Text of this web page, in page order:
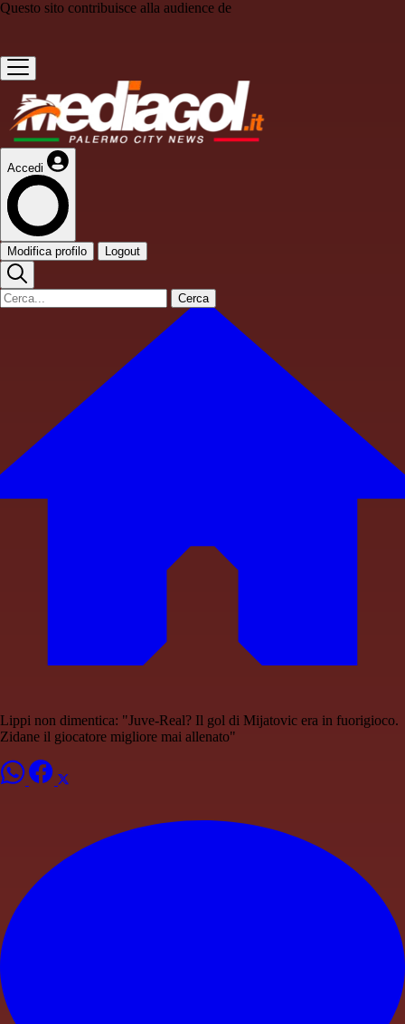
Questo sito contribuisce alla audience de
Accedi
Modifica profilo Logout
Cerca
Lippi non dimentica: "Juve-Real? Il gol di Mijatovic era in fuorigioco.
Zidane il giocatore migliore mai allenato"